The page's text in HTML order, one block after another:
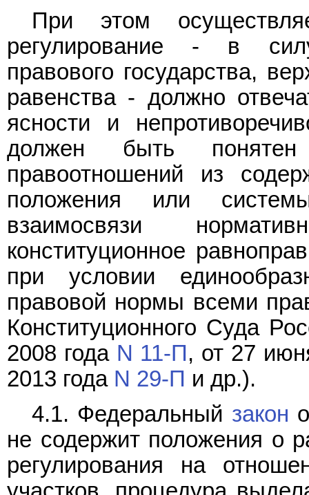
При этом
регулирование - в
правового государства,
равенства - должно
ясности и
должен быть понятен
правоотношений из
положения или
взаимосвязи
конституционное
при условии
правовой нормы всеми
Конституционного Суда
2008 года N 11-П, от 27
2013 года N 29-П и др.).
4.1. Федеральный закон
не содержит положения о
регулирования на